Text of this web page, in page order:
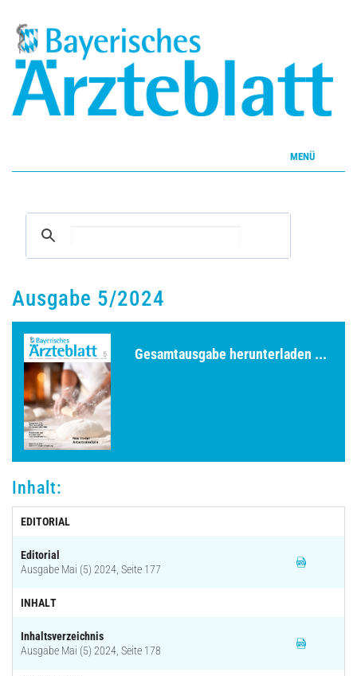
MENÜ
Inhalte
Archiv
Ausgabe 5/2024
Gesamtausgabe herunterladen ...
Inhalt:
EDITORIAL
Editorial
Ausgabe Mai (5) 2024, Seite 177
INHALT
Inhaltsverzeichnis
Ausgabe Mai (5) 2024, Seite 178